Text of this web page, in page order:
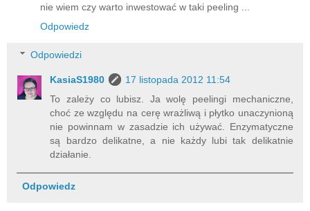
nie wiem czy warto inwestować w taki peeling ...
Odpowiedz
Odpowiedzi
KasiaS1980
17 listopada 2012 11:54
To zależy co lubisz. Ja wolę peelingi mechaniczne,
choć ze względu na cerę wrażliwą i płytko unaczynioną
nie powinnam w zasadzie ich używać. Enzymatyczne
są bardzo delikatne, a nie każdy lubi tak delikatnie
działanie.
Odpowiedz